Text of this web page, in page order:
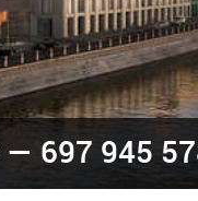
— 697 945